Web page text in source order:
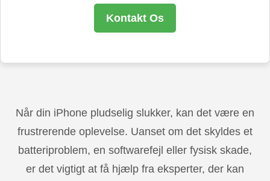
Kontakt Os
Når din iPhone pludselig slukker, kan det være en
frustrerende oplevelse. Uanset om det skyldes et
batteriproblem, en softwarefejl eller fysisk skade,
er det vigtigt at få hjælp fra eksperter, der kan